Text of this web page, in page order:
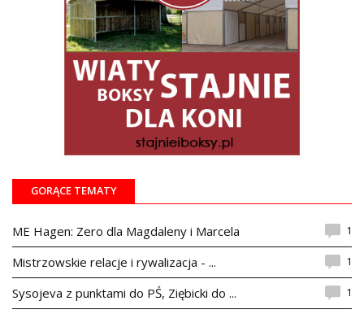
GORĄCE TEMATY
ME Hagen: Zero dla Magdaleny i Marcela 1
Mistrzowskie relacje i rywalizacja - ... 1
Sysojeva z punktami do PŚ, Ziębicki do ... 1